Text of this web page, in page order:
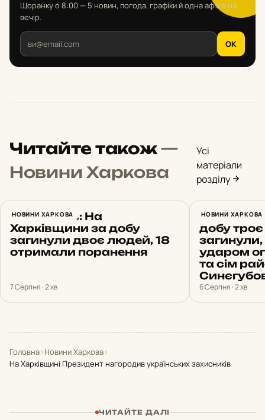
Щоранку о 8:00 — 5 новин, погода, графіки й одна афіша на
вечір.
OK
Читайте також—
Новини Харкова
Усі
матеріали
розділу
НОВИНИ ХАРКОВА
Синєгубов: На
Харківщини за добу
загинули двоє людей, 18
отримали поранення
7 Серпня · 2 хв
НОВИНИ ХАРКОВА
Обстріли
добу
загинули,
ударом
та сім
6 Серпня · 2 хв
Головна›Новини Харкова›
На Харківщині Президент нагородив українських захисників
ЧИТАЙТЕ ДАЛІ